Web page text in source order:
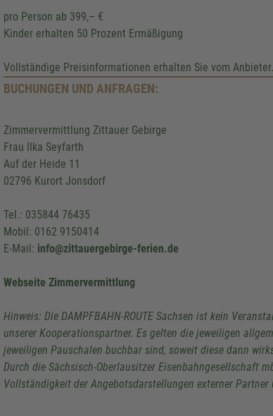
pro Person ab 399,– €
Kinder erhalten 50 Prozent Ermäßigung
Vollständige Preisinformationen erhalten Sie vom Anbieter.
BUCHUNGEN UND ANFRAGEN:
Zimmervermittlung Zittauer Gebirge
Frau Ilka Seyfarth
Auf der Heide 11
02796 Kurort Jonsdorf
Tel.: 035844 76435
Mobil: 0162 9150414
E-Mail: info@zittauergebirge-ferien.de
Webseite Zimmervermittlung
Hinweis: Die DAMPFBAHN-ROUTE Sachsen ist kein
unserer Kooperationspartner. Es gelten die jeweiligen
jeweiligen Pauschalen buchbar sind, soweit diese dann
Durch die Sächsisch-Oberlausitzer Eisenbahngesellschaft
Vollständigkeit der Angebotsdarstellungen externer Partner